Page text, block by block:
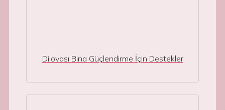
Dilovası Bina Güçlendirme İçin Destekler